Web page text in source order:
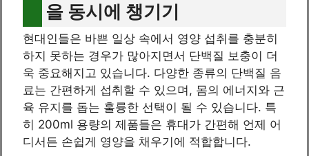
을 동시에 챙기기
현대인들은 바쁜 일상 속에서 영양 섭취를 충분히
하지 못하는 경우가 많아지면서 단백질 보충이 더
욱 중요해지고 있습니다. 다양한 종류의 단백질 음
료는 간편하게 섭취할 수 있으며, 몸의 에너지와 근
육 유지를 돕는 훌륭한 선택이 될 수 있습니다. 특
히 200ml 용량의 제품들은 휴대가 간편해 언제 어
디서든 손쉽게 영양을 채우기에 적합합니다.